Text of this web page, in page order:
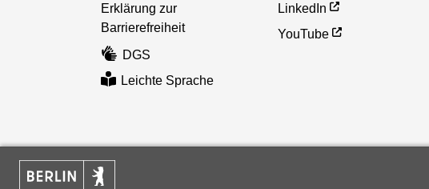
Erklärung zur
Barrierefreiheit
DGS
Leichte Sprache
LinkedIn
YouTube